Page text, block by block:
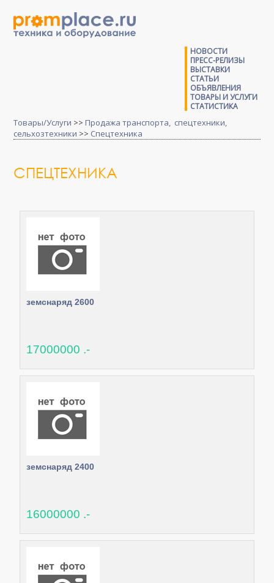
НОВОСТИ
ПРЕСС-РЕЛИЗЫ
ВЫСТАВКИ
СТАТЬИ
ОБЪЯВЛЕНИЯ
ТОВАРЫ И УСЛУГИ
СТАТИСТИКА
Товары/Услуги >> Продажа транспорта, спецтехники,
сельхозтехники >> Спецтехника
СПЕЦТЕХНИКА
земснаряд 2600
17000000 .-
земснаряд 2400
16000000 .-